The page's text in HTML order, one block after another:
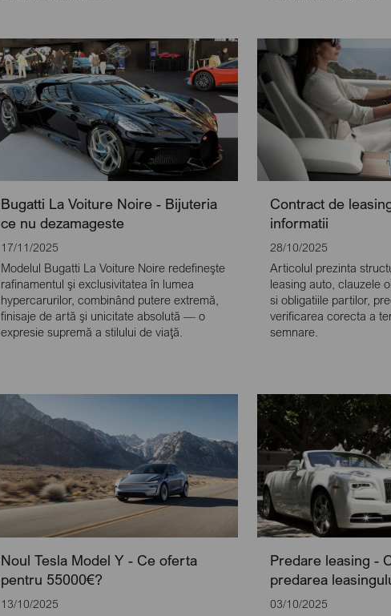
Bugatti La Voiture Noire - Bijuteria
ce nu dezamageste
17/11/2025
Modelul Bugatti La Voiture Noire redefineşte
rafinamentul şi exclusivitatea în lumea
hypercarurilor, combinând putere extremă,
finisaje de artă şi unicitate absolută — o
expresie supremă a stilului de viaţă.
Contract de
informatii
28/10/2025
Articolul prezinta
leasing auto, clauzele
si obligatiile partilor,
verificarea corecta a
semnare.
Noul Tesla Model Y - Ce oferta
pentru 55000€?
13/10/2025
Predare leasing -
predarea
03/10/2025